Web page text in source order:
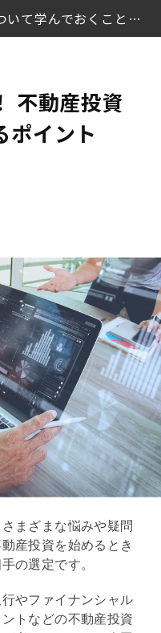
事前に不動産投資について学んでおくことが大事
るべきポイント
でおくことが大事
不動産投資
ポイント
まざまな悩みや疑問
産投資を始めるとき
の選定です。
やファイナンシャル
トなどの不動産投資